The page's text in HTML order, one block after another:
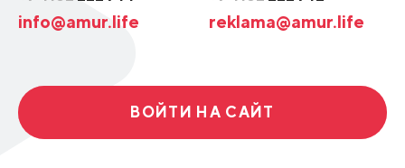
info@amur.life reklama@amur.life
ВОЙТИ НА САЙТ